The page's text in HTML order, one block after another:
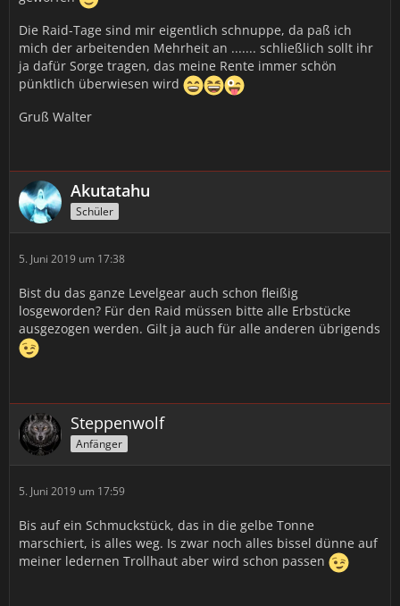
Die Raid-Tage sind mir eigentlich schnuppe, da paß ich
mich der arbeitenden Mehrheit an ....... schließlich sollt ihr
ja dafür Sorge tragen, das meine Rente immer schön
pünktlich überwiesen wird
Gruß Walter
Akutatahu
Schüler
5. Juni 2019 um 17:38
Bist du das ganze Levelgear auch schon fleißig
losgeworden? Für den Raid müssen bitte alle Erbstücke
ausgezogen werden. Gilt ja auch für alle anderen übrigends
Steppenwolf
Anfänger
5. Juni 2019 um 17:59
Bis auf ein Schmuckstück, das in die gelbe Tonne
marschiert, is alles weg. Is zwar noch alles bissel dünne auf
meiner ledernen Trollhaut aber wird schon passen